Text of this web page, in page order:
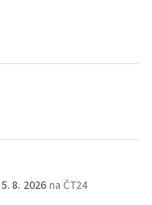
5. 8. 2026 na ČT24